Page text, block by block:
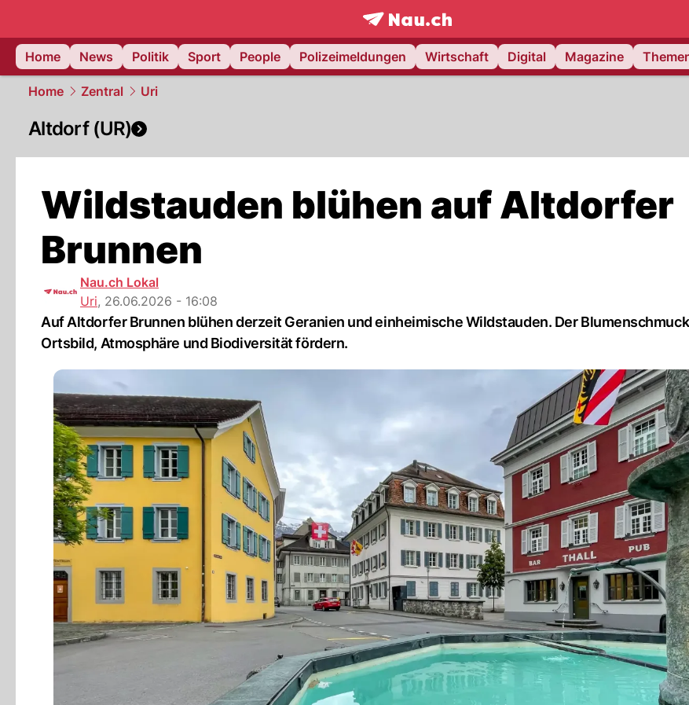
frontpage.NAU.ch
Home
News Politik Sport People Polizeimeldungen Wirtschaft Digital Magazine
Home Zentral Uri
Altdorf (UR)
Wildstauden blühen auf Altdorfer
Brunnen
Nau.ch Lokal
Uri, 26.06.2026 - 16:08
Auf Altdorfer Brunnen blühen derzeit Geranien und einheimische Wildstauden. Der
Ortsbild, Atmosphäre und Biodiversität fördern.